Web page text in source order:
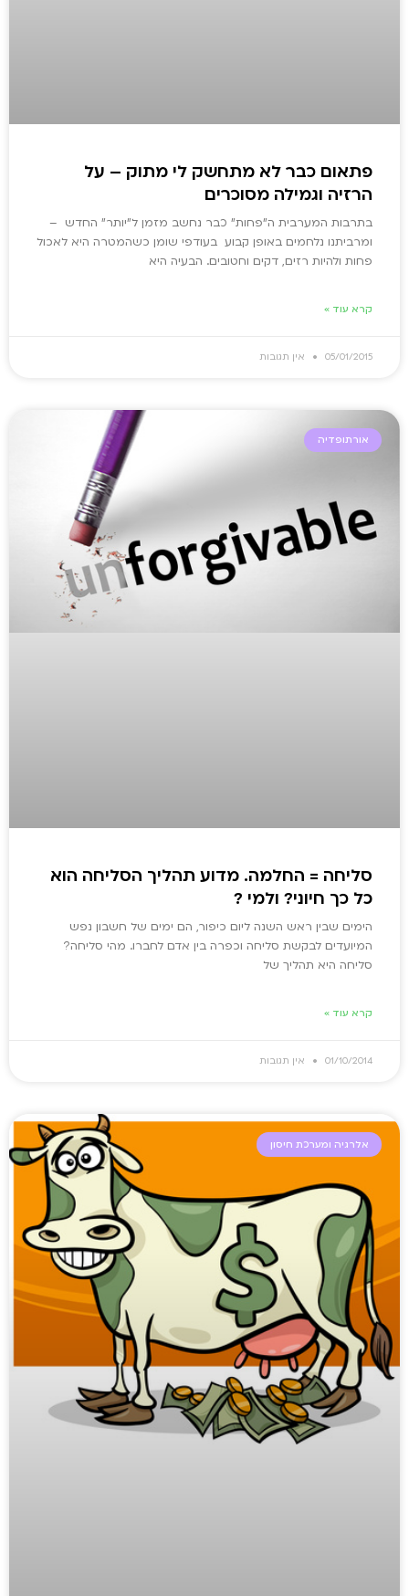
פתאום כבר לא מתחשק לי מתוק – על
הרזיה וגמילה מסוכרים
בתרבות המערבית ה"פחות" כבר נחשב מזמן ל"יותר" החדש –
ומרביתנו נלחמים באופן קבוע בעודפי שומן כשהמטרה היא לאכול
פחות ולהיות רזים, דקים וחטובים. הבעיה היא
קרא עוד »
05/01/2015 אין תגובות
אורתופדיה
סליחה = החלמה. מדוע תהליך הסליחה הוא
כל כך חיוני? ולמי ?
הימים שבין ראש השנה ליום כיפור, הם ימים של חשבון נפש
המיועדים לבקשת סליחה וכפרה בין אדם לחברו. מהי סליחה?
סליחה היא תהליך של
קרא עוד »
01/10/2014 אין תגובות
אלרגיה ומערכת חיסון